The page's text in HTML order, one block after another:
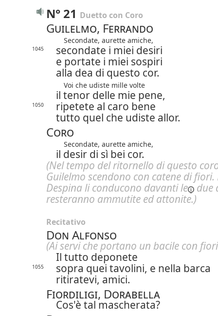
N° 21 Duetto con Coro
Guilelmo, Ferrando
Secondate, aurette amiche,
1045
secondate i miei desiri
e portate i miei sospiri
alla dea di questo cor.
Voi che udiste mille volte
il tenor delle mie pene,
1050
ripetete al caro bene
tutto quel che udiste allor.
Coro
Secondate, aurette amiche,
il desir di sì bei cor.
(Nel tempo del ritornello di questo
Guilelmo scendono con catene di fiori.
Despina li conducono davanti le
due
resteranno ammutite ed attonite.)
Recitativo
Don Alfonso
(Ai servi che portano un bacile con
Il tutto deponete
1055
sopra quei tavolini, e nella barca
ritiratevi, amici.
Fiordiligi, Dorabella
Cos'è tal mascherata?